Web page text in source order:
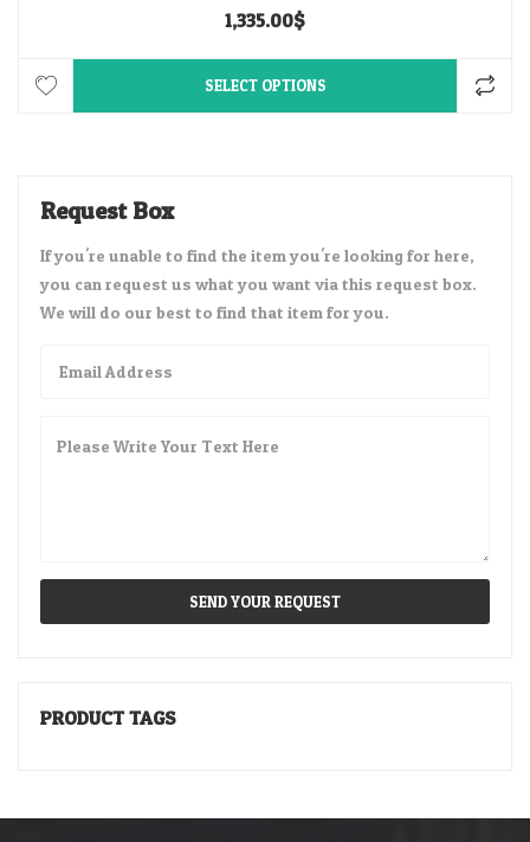
1,335.00$
SELECT OPTIONS
Request Box
If you're unable to find the item you're looking for here,
you can request us what you want via this request box.
We will do our best to find that item for you.
PRODUCT TAGS